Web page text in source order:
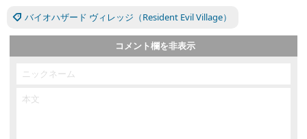
バイオハザード ヴィレッジ（Resident Evil Village）
コメント欄を非表示